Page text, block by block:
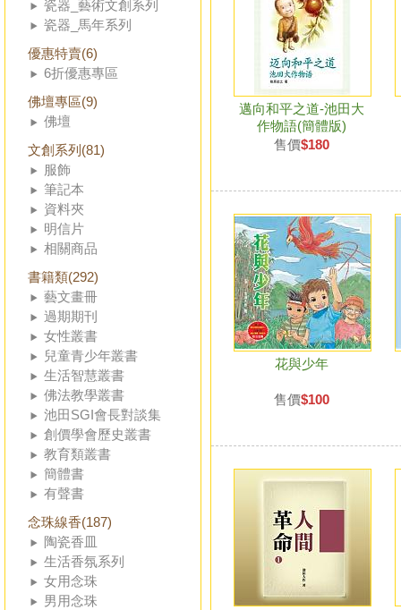
瓷器_藝術文創系列
瓷器_馬年系列
優惠特賣(6)
6折優惠專區
佛壇專區(9)
佛壇
文創系列(81)
服飾
筆記本
資料夾
明信片
相關商品
書籍類(292)
藝文畫冊
過期期刊
女性叢書
兒童青少年叢書
生活智慧叢書
佛法教學叢書
池田SGI會長對談集
創價學會歷史叢書
教育類叢書
簡體書
有聲書
念珠線香(187)
陶瓷香皿
生活香氛系列
女用念珠
男用念珠
邁向和平之道-池田大
作物語(簡體版)
售價$180
花與少年
售價$100